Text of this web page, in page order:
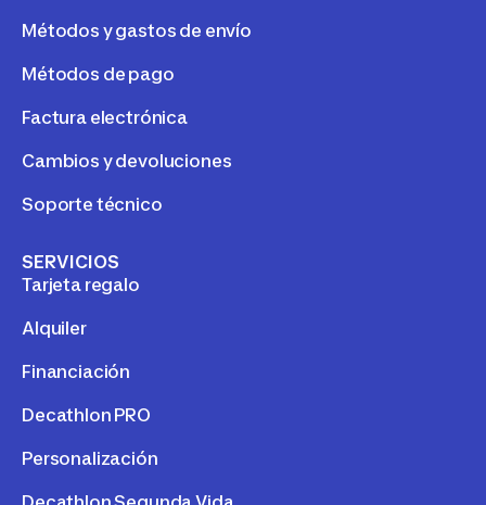
Métodos y gastos de envío
Métodos de pago
Factura electrónica
Cambios y devoluciones
Soporte técnico
SERVICIOS
Tarjeta regalo
Alquiler
Financiación
Decathlon PRO
Personalización